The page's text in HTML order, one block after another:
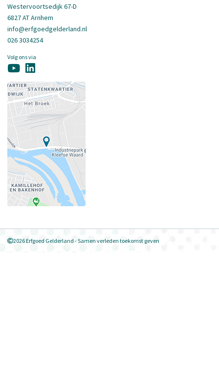
Westervoortsedijk 67-D
6827 AT Arnhem
info@erfgoedgelderland.nl
026 3034254
Volg ons via
2026 Erfgoed Gelderland - Samen verleden toekomst geven